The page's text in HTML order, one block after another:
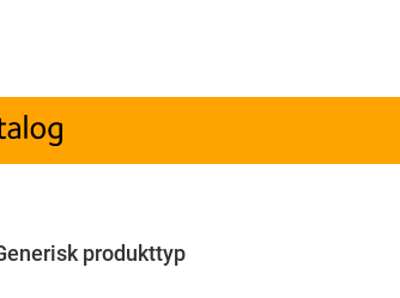
produkttyp